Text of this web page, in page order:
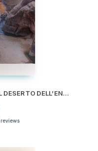
COLORI DEL CIAD. A PIEDI NEL DESERTO DELL’ENNEDI, L’EDEN DEL SAHARA
reviews